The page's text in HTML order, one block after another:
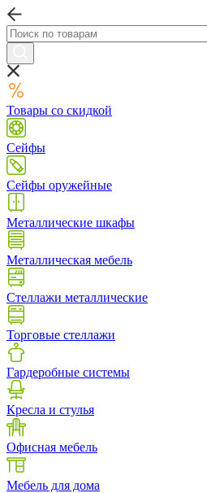
Товары со скидкой
Сейфы
Сейфы оружейные
Металлические шкафы
Металлическая мебель
Стеллажи металлические
Торговые стеллажи
Гардеробные системы
Кресла и стулья
Офисная мебель
Мебель для дома